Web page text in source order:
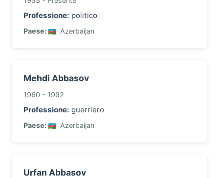
Professione: politico
Paese: Azerbaijan
Mehdi Abbasov
1960 - 1992
Professione: guerriero
Paese: Azerbaijan
Urfan Abbasov